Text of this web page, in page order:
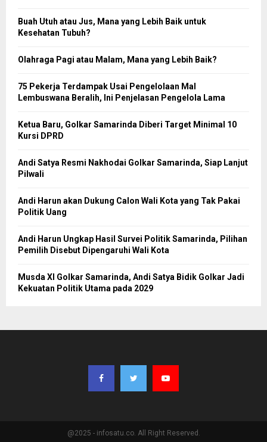
Buah Utuh atau Jus, Mana yang Lebih Baik untuk
Kesehatan Tubuh?
Olahraga Pagi atau Malam, Mana yang Lebih Baik?
75 Pekerja Terdampak Usai Pengelolaan Mal
Lembuswana Beralih, Ini Penjelasan Pengelola Lama
Ketua Baru, Golkar Samarinda Diberi Target Minimal 10
Kursi DPRD
Andi Satya Resmi Nakhodai Golkar Samarinda, Siap Lanjut
Pilwali
Andi Harun akan Dukung Calon Wali Kota yang Tak Pakai
Politik Uang
Andi Harun Ungkap Hasil Survei Politik Samarinda, Pilihan
Pemilih Disebut Dipengaruhi Wali Kota
Musda XI Golkar Samarinda, Andi Satya Bidik Golkar Jadi
Kekuatan Politik Utama pada 2029
@2025 - infosatu.co. All Right Reserved.